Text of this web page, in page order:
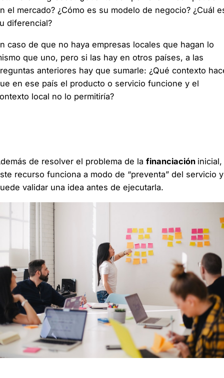
el mercado? ¿Cómo es su modelo de negocio? ¿Cuál
diferencial?
caso de que no haya empresas locales que hagan lo
que uno, pero si las hay en otros países, a las
anteriores hay que sumarle: ¿Qué contexto
en ese país el producto o servicio funcione y el
local no lo permitiría?
de resolver el problema de la financiación inicial,
recurso funciona a modo de “preventa” del servicio y
validar una idea antes de ejecutarla.